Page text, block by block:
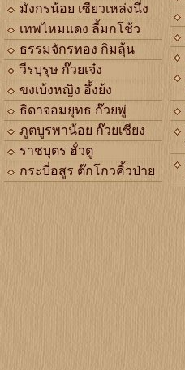
มังกรน้อย เซียวเหล่งนึ่ง
เทพไหมแดง ลี้มกโช้ว
ธรรมจักรทอง กิมลุ้น
วีรบุรุษ ก๊วยเจ๋ง
ขงเบ้งหญิง อึ้งย้ง
ธิดาจอมยุทธ ก๊วยพู่
ภูตบูรพาน้อย ก๊วยเซียง
ราชบุตร ฮั่วตู
กระบี่อสูร ต๊กโกวคิ้วป่าย